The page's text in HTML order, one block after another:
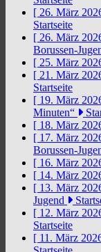
[ 26. März
Startseite
[ 26. März
Borussen-
[ 25. März
[ 21. März
Startseite
[ 19. März
Minuten“
[ 18. März
[ 17. März
Borussen-
[ 16. März
[ 14. März
[ 13. März
Jugend
[ 12. März
Startseite
[ 11. März